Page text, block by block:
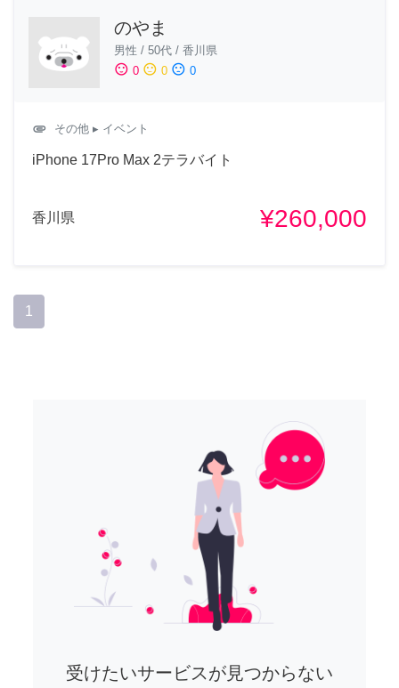
のやま
男性 / 50代 / 香川県
sentiment_satisfied 0 sentiment_neutral 0 sentiment_dissatisfied 0
attachment その他 ▸ イベント
iPhone 17Pro Max 2テラバイト
香川県 ¥260,000
1
受けたいサービスが見つからない